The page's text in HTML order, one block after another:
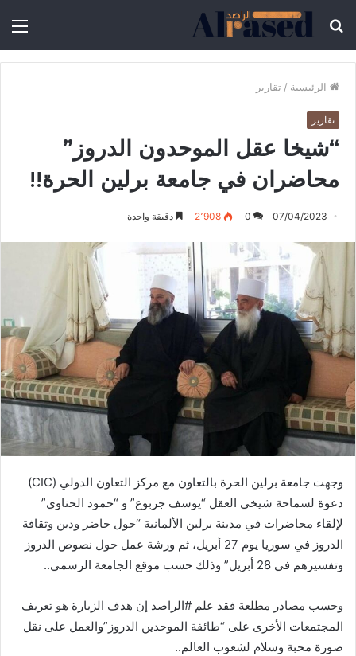
الرئيسية / تقارير
تقارير
“شيخا عقل الموحدون الدروز”
محاضران في جامعة برلين الحرة!!
07/04/2023
0 2٬908 دقيقة واحدة
وجهت جامعة برلين الحرة بالتعاون مع مركز التعاون الدولي (CIC)
دعوة لسماحة شيخي العقل “يوسف جربوع” و “حمود الحناوي”
لإلقاء محاضرات في مدينة برلين الألمانية “حول حاضر ودين وثقافة
الدروز في سوريا يوم 27 أبريل، ثم ورشة عمل حول نصوص الدروز
وتفسيرهم في 28 أبريل” وذلك حسب موقع الجامعة الرسمي..
وحسب مصادر مطلعة فقد علم #الراصد إن هدف الزيارة هو تعريف
المجتمعات الأخرى على “طائفة الموحدين الدروز”والعمل على نقل
صورة محبة وسلام لشعوب العالم..